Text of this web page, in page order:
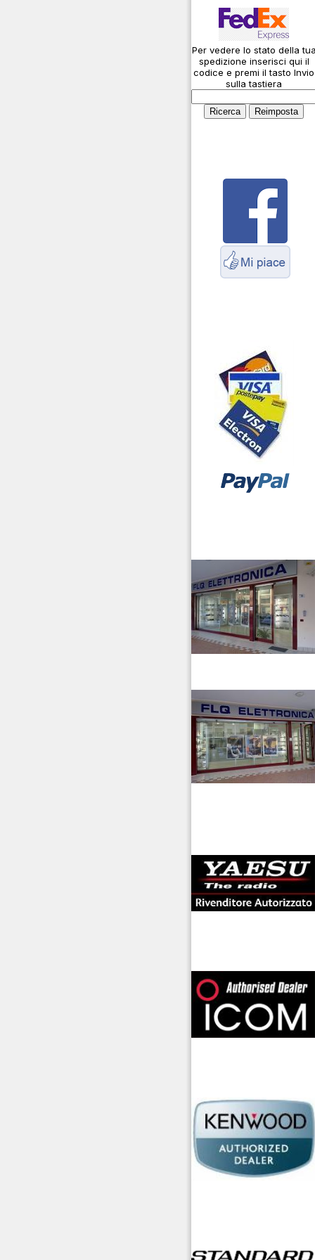
Connessioni
microfoniche
Cosa è l' ADS-B
Montaggio connettori
Parliamo di antenne e
cavi
Per vedere lo stato della tua
spedizione inserisci qui il
codice e premi il tasto Invio
sulla tastiera